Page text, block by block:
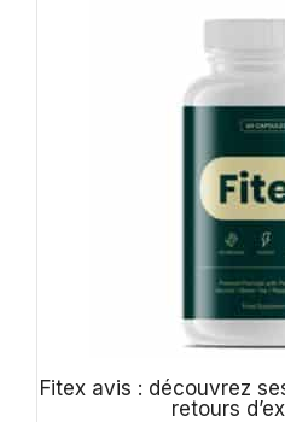
Fitex avis : découvrez
retours